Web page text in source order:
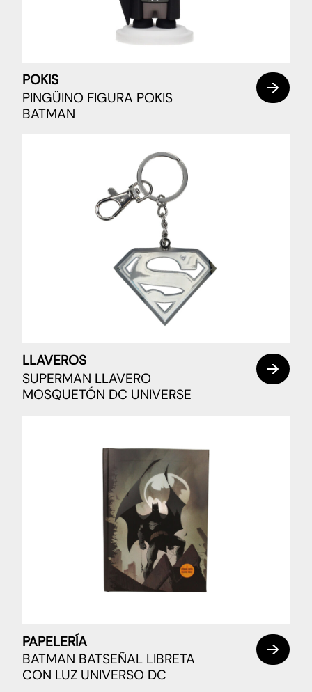
POKIS
PINGÜINO FIGURA POKIS
BATMAN
LLAVEROS
SUPERMAN LLAVERO
MOSQUETÓN DC UNIVERSE
PAPELERÍA
BATMAN BATSEÑAL LIBRETA
CON LUZ UNIVERSO DC